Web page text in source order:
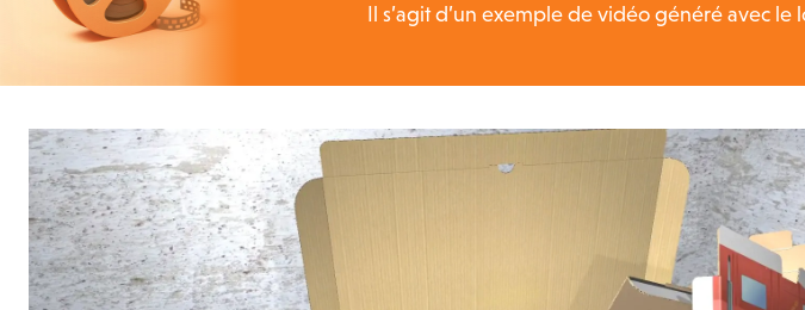
Il s’agit d’un exemple de vidéo généré avec le